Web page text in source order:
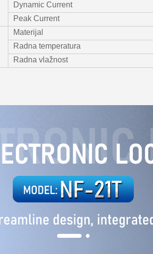
Dynamic Current
Peak Current
Materijal
Radna temperatura
Radna vlažnost